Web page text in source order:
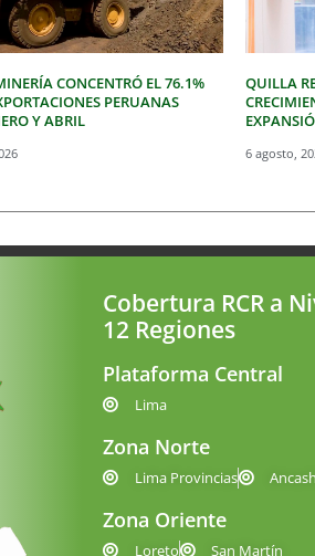
CONCENTRÓ EL 76.1%
PERUANAS
Y ABRIL
QUILLA
6 agosto,
Cobertura RCR a
12 Regiones
Plataforma Central
Lima
Zona Norte
Lima Provincias Ancash
Zona Oriente
Loreto San Martín